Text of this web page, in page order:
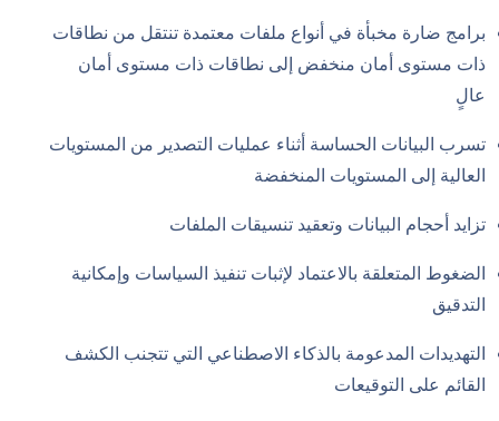
برامج ضارة مخبأة في أنواع ملفات معتمدة تنتقل من نطاقات
ذات مستوى أمان منخفض إلى نطاقات ذات مستوى أمان
عالٍ
تسرب البيانات الحساسة أثناء عمليات التصدير من المستويات
العالية إلى المستويات المنخفضة
تزايد أحجام البيانات وتعقيد تنسيقات الملفات
الضغوط المتعلقة بالاعتماد لإثبات تنفيذ السياسات وإمكانية
التدقيق
التهديدات المدعومة بالذكاء الاصطناعي التي تتجنب الكشف
القائم على التوقيعات